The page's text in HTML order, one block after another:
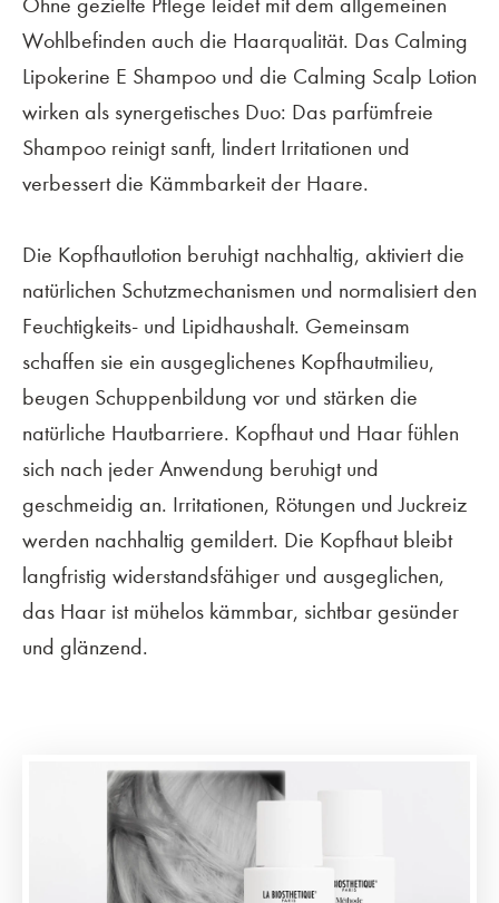
Wohlbefinden auch die Haarqualität. Das Calming
Lipokerine E Shampoo und die Calming Scalp Lotion
wirken als synergetisches Duo: Das parfümfreie
Shampoo reinigt sanft, lindert Irritationen und
verbessert die Kämmbarkeit der Haare.
Die Kopfhautlotion beruhigt nachhaltig, aktiviert die
natürlichen Schutzmechanismen und normalisiert den
Feuchtigkeits- und Lipidhaushalt. Gemeinsam
schaffen sie ein ausgeglichenes Kopfhautmilieu,
beugen Schuppenbildung vor und stärken die
natürliche Hautbarriere. Kopfhaut und Haar fühlen
sich nach jeder Anwendung beruhigt und
geschmeidig an. Irritationen, Rötungen und Juckreiz
werden nachhaltig gemildert. Die Kopfhaut bleibt
langfristig widerstandsfähiger und ausgeglichen,
das Haar ist mühelos kämmbar, sichtbar gesünder
und glänzend.